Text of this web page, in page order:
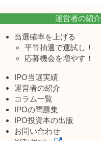
運営者の紹介
当選確率を上げる
平等抽選で運試し！
応募機会を増やす！
IPO当選実績
運営者の紹介
コラム一覧
IPOの問題集
IPO投資本の出版
お問い合わせ